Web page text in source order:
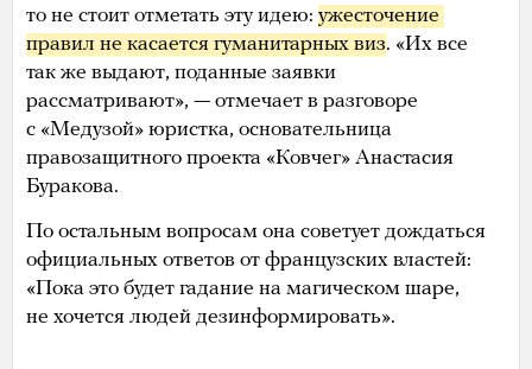
то не стоит отметать эту идею: ужесточение
правил не касается гуманитарных виз. «Их все
так же выдают, поданные заявки
рассматривают», — отмечает в разговоре
с «Медузой» юристка, основательница
правозащитного проекта «Ковчег» Анастасия
Буракова.
По остальным вопросам она советует дождаться
официальных ответов от французских властей:
«Пока это будет гадание на магическом шаре,
не хочется людей дезинформировать».